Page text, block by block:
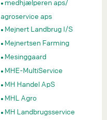
medhjælperen aps/
agroservice aps
Mejnert Landbrug I/S
Mejnertsen Farming
Mesinggaard
MHE-MultiService
MH Handel ApS
MHL Agro
MH Landbrugsservice